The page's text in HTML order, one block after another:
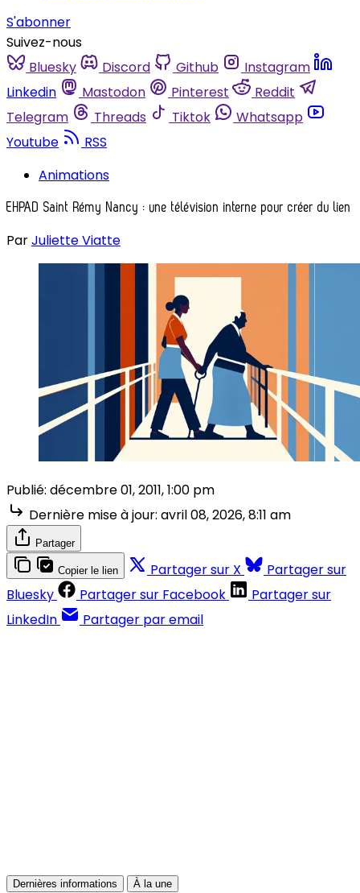
S'abonner
Suivez-nous
Bluesky
Discord Github
Instagram
Linkedin
Mastodon Pinterest
Reddit
Telegram
Threads Tiktok
Whatsapp
Youtube
RSS
Animations
EHPAD Saint Rémy Nancy : une télévision interne pour créer du lien
ParJuliette Viatte
Publié: décembre 01, 2011, 1:00 pm
Dernière mise à jour: avril 08, 2026, 8:11 am
Partager
Copier le lien Partager sur X
Partager sur
Bluesky
Partager sur Facebook
Partager sur
LinkedIn
Partager par email
Dernières informations À la une